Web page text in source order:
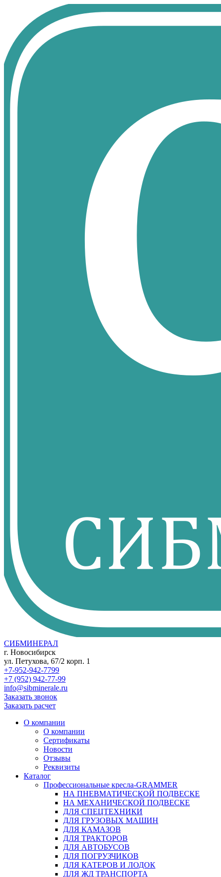
СИБМИНЕРАЛ
г. Новосибирск
ул. Петухова, 67/2 корп. 1
+7-952-942-7799
+7 (952) 942-77-99
info@sibminerale.ru
Заказать звонок
Заказать расчет
О компании
О компании
Сертификаты
Новости
Отзывы
Реквизиты
Каталог
Профессиональные кресла-GRAMMER
НА ПНЕВМАТИЧЕСКОЙ ПОДВЕСКЕ
НА МЕХАНИЧЕСКОЙ ПОДВЕСКЕ
ДЛЯ СПЕЦТЕХНИКИ
ДЛЯ ГРУЗОВЫХ МАШИН
ДЛЯ КАМАЗОВ
ДЛЯ ТРАКТОРОВ
ДЛЯ АВТОБУСОВ
ДЛЯ ПОГРУЗЧИКОВ
ДЛЯ КАТЕРОВ И ЛОДОК
ДЛЯ ЖД ТРАНСПОРТА